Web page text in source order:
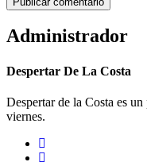
Administrador
Despertar De La Costa
Despertar de la Costa es
viernes.